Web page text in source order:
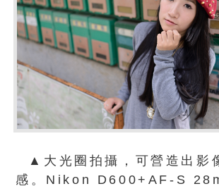
▲大光圈拍攝，可營造出影
感。Nikon D600+AF-S